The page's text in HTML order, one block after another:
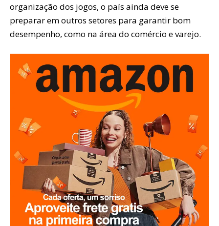
organização dos jogos, o país ainda deve se
preparar em outros setores para garantir bom
desempenho, como na área do comércio e varejo.